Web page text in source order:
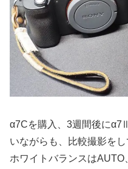
α7Cを購入、3週間後に
いながらも、比較撮影をし
ホワイトバランスは